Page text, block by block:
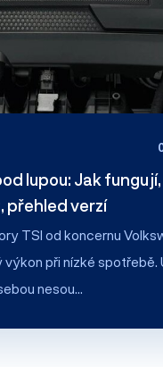
lupou: Jak fungují,
přehled verzí
TSI od koncernu
při nízké spotřebě.
nesou…